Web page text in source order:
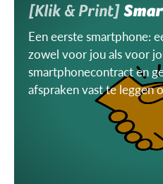
[Klik & Print]
Een eerste smartphone:
zowel voor jou als voor
smartphonecontract en
afspraken vast te leggen